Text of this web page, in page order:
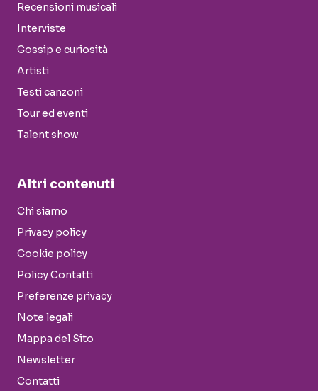
Recensioni musicali
Interviste
Gossip e curiosità
Artisti
Testi canzoni
Tour ed eventi
Talent show
Altri contenuti
Chi siamo
Privacy policy
Cookie policy
Policy Contatti
Preferenze privacy
Note legali
Mappa del Sito
Newsletter
Contatti